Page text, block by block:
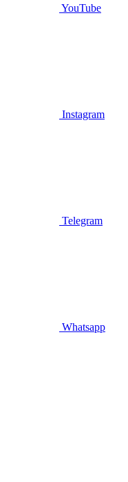
YouTube
Instagram
Telegram
Whatsapp